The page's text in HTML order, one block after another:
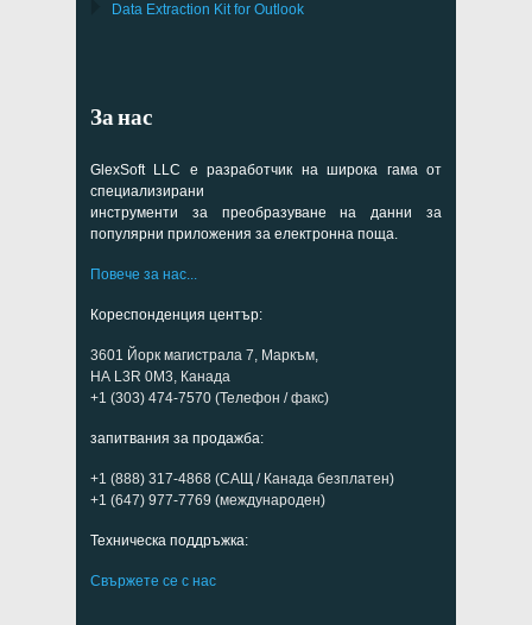
Data Extraction Kit for Outlook
За нас
GlexSoft LLC е разработчик на широка гама от
специализирани
инструменти за преобразуване на данни за
популярни приложения за електронна поща.
Повече за нас...
Кореспонденция център:
3601 Йорк магистрала 7, Маркъм,
НА L3R 0M3, Канада
+1 (303) 474-7570 (Телефон / факс)
запитвания за продажба:
+1 (888) 317-4868 (САЩ / Канада безплатен)
+1 (647) 977-7769 (международен)
Техническа поддръжка:
Свържете се с нас